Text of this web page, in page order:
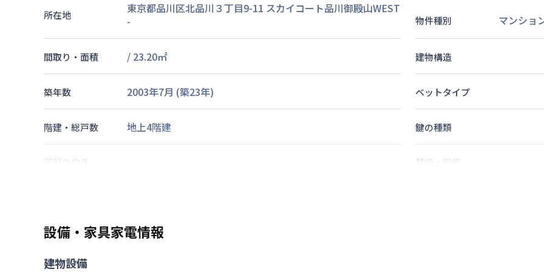
所在地
東京都品川区北品川３丁目9-11 スカイコート品川御殿山WEST
-
物件種別 マンショ
間取り・面積 / 23.20㎡ 建物構造
築年数 2003年7月 (築23年) ベットタイプ
階建・総戸数 地上4階建 鍵の種類
部屋の向き 禁煙・喫煙
京浜東北・根岸線
駐車場
設備・家具家電情報
建物設備